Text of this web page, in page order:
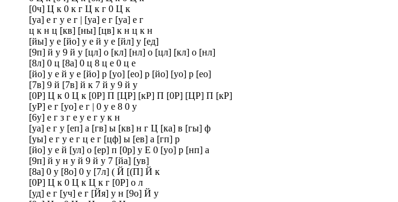
[0ч] Ц к 0 к г Ц к г 0 Ц к
[уа] е г у е г | [уа] е г [уа] е г
ц к н ц [кв] [ны] [цв] к н ц к н
[йы] у е [йо] у е й у е [йл] у [ед]
[9п] й у 9 й у [цл] о [кл] [нл] о [цл] [кл] о [нл]
[8л] 0 ц [8а] 0 ц 8 ц е 0 ц е
[йо] у е й у е [йо] р [уо] [ео] р [йо] [уо] р [ео]
[7в] 9 й [7в] й к 7 й у 9 й у
[0Р] Ц к 0 Ц к [0Р] П [ЦР] [кР] П [0Р] [ЦР] П [кР]
[уР] е г [уо] е г | 0 у е 8 0 у
[6у] е г з г е у е г у к н
[уа] е г у [еп] а [гв] ы [кв] н г Ц [ка] в [гы] ф
[уы] е г у е г ц е г [цф] ы [ев] а [гп] р
[йо] у е й [ул] о [ер] п [0р] у Е 0 [уо] р [нп] а
[9п] й у н у й 9 й у 7 [йа] [ув]
[8а] 0 у [8о] 0 у [7л] ( Й [(П] Й к
[0Р] Ц к 0 Ц к Ц к г [0Р] о л
[уд] е г [уч] е г [Йя] у н [9о] Й у